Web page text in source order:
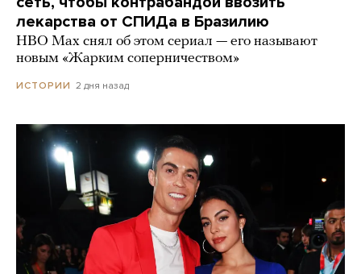
лекарства от СПИДа в Бразилию
HBO Max снял об этом сериал — его называют
новым «Жарким соперничеством»
ИСТОРИИ 2 дня назад